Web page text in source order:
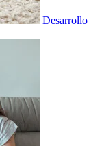
Desarrollo